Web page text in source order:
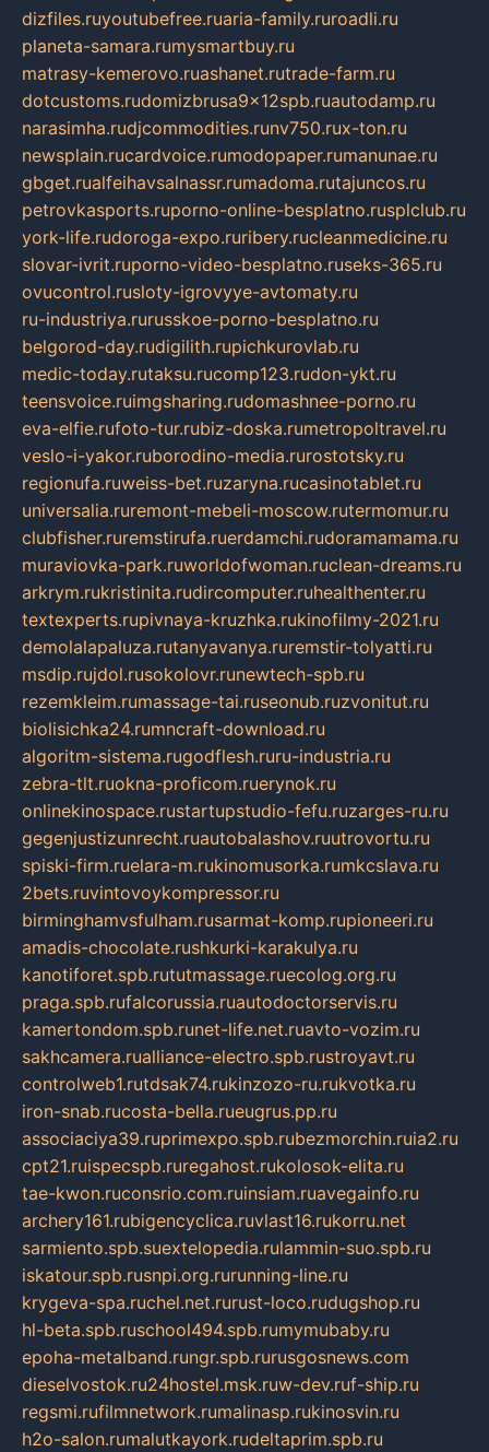
dizfiles.ruyoutubefree.ruaria-family.ruroadli.ru
planeta-samara.rumysmartbuy.ru
matrasy-kemerovo.ruashanet.rutrade-farm.ru
dotcustoms.rudomizbrusa9x12spb.ruautodamp.ru
narasimha.rudjcommodities.runv750.rux-ton.ru
newsplain.rucardvoice.rumodopaper.rumanunae.ru
gbget.rualfeihavsalnassr.rumadoma.rutajuncos.ru
petrovkasports.ruporno-online-besplatno.rusplclub.ru
york-life.rudoroga-expo.ruribery.rucleanmedicine.ru
slovar-ivrit.ruporno-video-besplatno.ruseks-365.ru
ovucontrol.rusloty-igrovyye-avtomaty.ru
ru-industriya.rurusskoe-porno-besplatno.ru
belgorod-day.rudigilith.rupichkurovlab.ru
medic-today.rutaksu.rucomp123.rudon-ykt.ru
teensvoice.ruimgsharing.rudomashnee-porno.ru
eva-elfie.rufoto-tur.rubiz-doska.rumetropoltravel.ru
veslo-i-yakor.ruborodino-media.rurostotsky.ru
regionufa.ruweiss-bet.ruzaryna.rucasinotablet.ru
universalia.ruremont-mebeli-moscow.rutermomur.ru
clubfisher.ruremstirufa.ruerdamchi.rudoramamama.ru
muraviovka-park.ruworldofwoman.ruclean-dreams.ru
arkrym.rukristinita.rudircomputer.ruhealthenter.ru
textexperts.rupivnaya-kruzhka.rukinofilmy-2021.ru
demolalapaluza.rutanyavanya.ruremstir-tolyatti.ru
msdip.rujdol.rusokolovr.runewtech-spb.ru
rezemkleim.rumassage-tai.ruseonub.ruzvonitut.ru
biolisichka24.rumncraft-download.ru
algoritm-sistema.rugodflesh.ruru-industria.ru
zebra-tlt.ruokna-proficom.ruerynok.ru
onlinekinospace.rustartupstudio-fefu.ruzarges-ru.ru
gegenjustizunrecht.ruautobalashov.ruutrovortu.ru
spiski-firm.ruelara-m.rukinomusorka.rumkcslava.ru
2bets.ruvintovoykompressor.ru
birminghamvsfulham.rusarmat-komp.rupioneeri.ru
amadis-chocolate.rushkurki-karakulya.ru
kanotiforet.spb.rututmassage.ruecolog.org.ru
praga.spb.rufalcorussia.ruautodoctorservis.ru
kamertondom.spb.runet-life.net.ruavto-vozim.ru
sakhcamera.rualliance-electro.spb.rustroyavt.ru
controlweb1.rutdsak74.rukinzozo-ru.rukvotka.ru
iron-snab.rucosta-bella.rueugrus.pp.ru
associaciya39.ruprimexpo.spb.rubezmorchin.ruia2.ru
cpt21.ruispecspb.ruregahost.rukolosok-elita.ru
tae-kwon.ruconsrio.com.ruinsiam.ruavegainfo.ru
archery161.rubigencyclica.ruvlast16.rukorru.net
sarmiento.spb.suextelopedia.rulammin-suo.spb.ru
iskatour.spb.rusnpi.org.rurunning-line.ru
krygeva-spa.ruchel.net.rurust-loco.rudugshop.ru
hl-beta.spb.ruschool494.spb.rumymubaby.ru
epoha-metalband.rungr.spb.rurusgosnews.com
dieselvostok.ru24hostel.msk.ruw-dev.ruf-ship.ru
regsmi.rufilmnetwork.rumalinasp.rukinosvin.ru
h2o-salon.rumalutkayork.rudeltaprim.spb.ru